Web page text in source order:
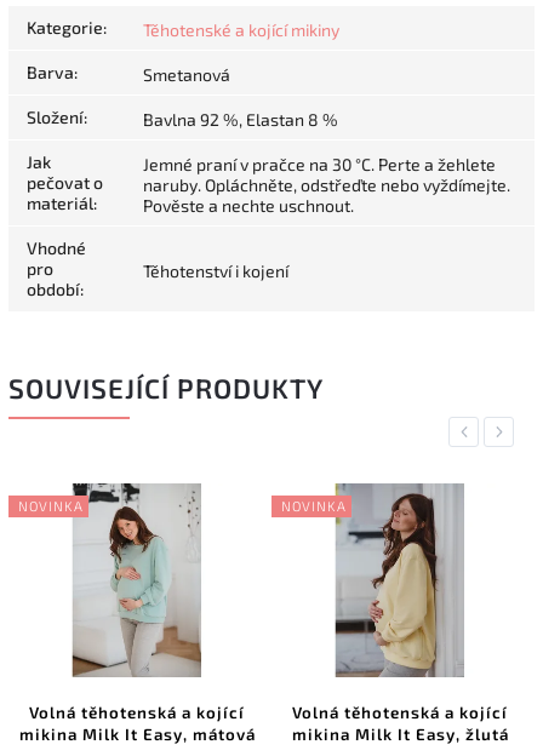
Kategorie: Těhotenské a kojící mikiny
Barva: Smetanová
Složení: Bavlna 92 %, Elastan 8 %
Jak
pečovat o
materiál:
Jemné praní v pračce na 30 °C. Perte a žehlete
naruby. Opláchněte, odstřeďte nebo vyždímejte.
Pověste a nechte uschnout.
Vhodné
pro
období:
Těhotenství i kojení
SOUVISEJÍCÍ PRODUKTY
Previous
NOVINKA
Volná těhotenská a kojící
mikina Milk It Easy, mátová
NOVINKA
Volná těhotenská a kojící
mikina Milk It Easy, žlutá
Next